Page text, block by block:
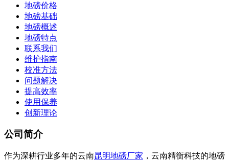
地磅价格
地磅基础
地磅概述
地磅特点
联系我们
维护指南
校准方法
问题解决
提高效率
使用保养
创新理论
公司简介
作为深耕行业多年的云南昆明地磅厂家 ，云南精衡科技的地磅